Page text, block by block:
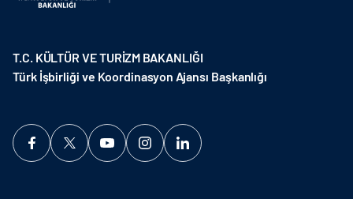
T.C. KÜLTÜR VE TURİZM BAKANLIĞI
Türk İşbirliği ve Koordinasyon Ajansı Başkanlığı